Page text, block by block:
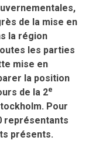
de la mise en
la région
les parties
mise en
la position
de la 2e
Pour
représentants
présents.